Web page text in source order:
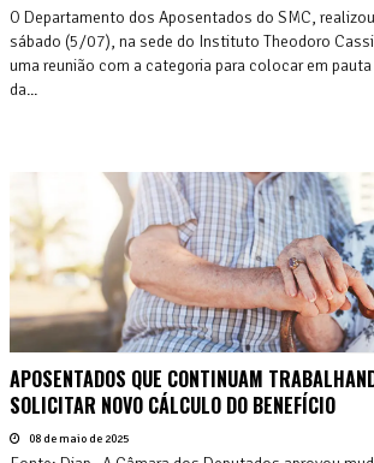
O Departamento dos Aposentados do SMC,
sábado (5/07), na sede do Instituto Theodoro
uma reunião com a categoria para colocar em
da...
APOSENTADOS QUE CONTINUAM
SOLICITAR NOVO CÁLCULO DO BENEFÍCIO
08 de maio de 2025